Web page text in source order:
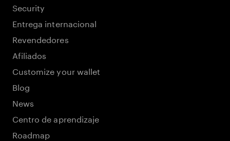
Security
Entrega internacional
Revendedores
Afiliados
Customize your wallet
Blog
News
Centro de aprendizaje
Roadmap